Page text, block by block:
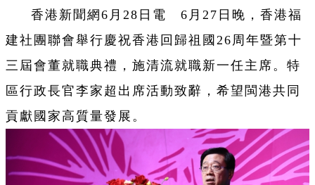
香港新聞網6月28日電 6月27日晚，香港福
建社團聯會舉行慶祝香港回歸祖國26周年暨第十
三屆會董就職典禮，施清流就職新一任主席。特
區行政長官李家超出席活動致辭，希望閩港共同
貢獻國家高質量發展。